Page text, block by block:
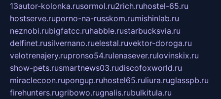
13autor-kolonka.rusormol.ru2rich.ruhostel-65.ru
hostserve.ruporno-na-russkom.rumishinlab.ru
neznobi.rubigfatcc.ruhabble.rustarbucksvia.ru
delfinet.rusilvernano.ruelestal.ruvektor-doroga.ru
velotrenajery.rupronso54.rulenasever.rulovinskix.ru
show-pets.rusmartnews03.rudiscofoxworld.ru
miraclecoon.rupongup.ruhostel65.ruliura.ruglasspb.ru
firehunters.rugribowo.rugnalis.rubulkitula.ru